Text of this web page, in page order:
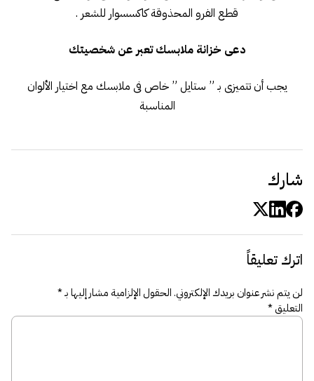
قطع الفرو المحذوقة كاكسسوار للشعر .
دعى خزانة ملابسك تعبر عن شخصيتك
يجب أن تتميزى بـ ” ستايل ” خاص فى ملابسك مع اختيار الألوان
المناسبة
شارك
اترك تعليقاً
لن يتم نشر عنوان بريدك الإلكتروني.الحقول الإلزامية مشار إليها بـ*
التعليق*